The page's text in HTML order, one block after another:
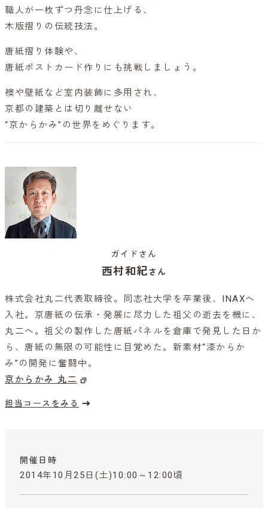
職人が一枚ずつ丹念に仕上げる、
木版摺りの伝統技法。
唐紙摺り体験や、
唐紙ポストカード作りにも挑戦しましょう。
襖や壁紙など室内装飾に多用され、
京都の建築とは切り離せない
“京からかみ”の世界をめぐります。
ガイドさん
西村和紀さん
株式会社丸二代表取締役。同志社大学を卒業後、INAXへ
入社。京唐紙の伝承・発展に尽力した祖父の逝去を機に、
丸二へ。祖父の製作した唐紙パネルを倉庫で発見した日か
ら、唐紙の無限の可能性に目覚めた。新素材“漆からか
み”の開発に奮闘中。
京からかみ 丸二
担当コースをみる
開催日時
2014年10月25日(土)10:00～12:00頃